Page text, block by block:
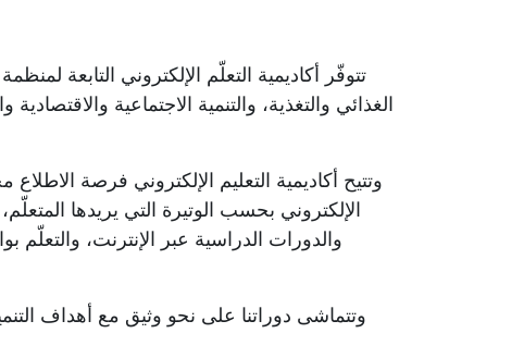
تتوفّر أكاديمية التعلّم الإلكتروني التابعة لمنظمة
الغذائي والتغذية، والتنمية الاجتماعية
وتتيح أكاديمية التعليم الإلكتروني فرصة الاطلاع
الإلكتروني بحسب الوتيرة التي يريدها
والدورات الدراسية عبر الإنترنت،
وتتماشى دوراتنا على نحو وثيق مع أهداف